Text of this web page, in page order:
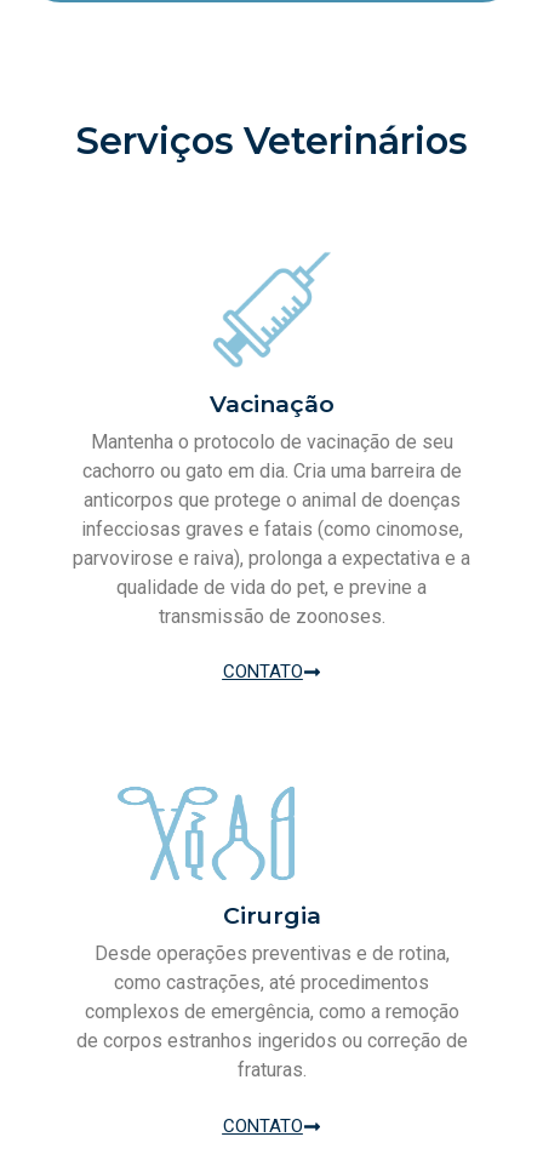
Serviços Veterinários
Vacinação
Mantenha o protocolo de vacinação de seu
cachorro ou gato em dia. Cria uma barreira de
anticorpos que protege o animal de doenças
infecciosas graves e fatais (como cinomose,
parvovirose e raiva), prolonga a expectativa e a
qualidade de vida do pet, e previne a
transmissão de zoonoses.
CONTATO
Cirurgia
Desde operações preventivas e de rotina,
como castrações, até procedimentos
complexos de emergência, como a remoção
de corpos estranhos ingeridos ou correção de
fraturas.
CONTATO